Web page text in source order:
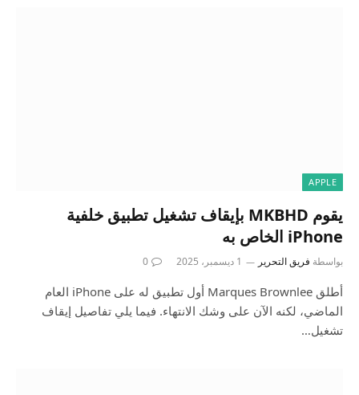
APPLE
يقوم MKBHD بإيقاف تشغيل تطبيق خلفية
iPhone الخاص به
بواسطة فريق التحرير 1 ديسمبر، 2025 0
أطلق Marques Brownlee أول تطبيق له على iPhone العام
الماضي، لكنه الآن على وشك الانتهاء. فيما يلي تفاصيل إيقاف
تشغيل…